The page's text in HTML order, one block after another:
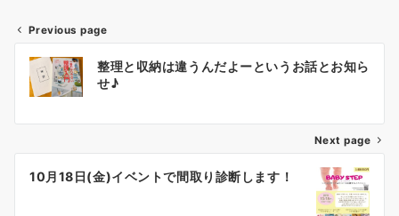
投
稿
ゲ
Previous page
整理と収納は違うんだよーというお話とお知ら
せ♪
Next page
10月18日(金)イベントで間取り診断します！